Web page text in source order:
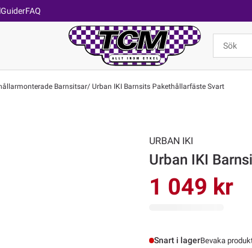
GuiderFAQ
Barnsitsar Urban IKI Barnsits Pakethållarfäste Svart
URBAN IKI
Urban IKI
1 049 kr
Snart i lagerBevaka